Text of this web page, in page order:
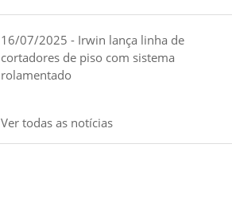
16/07/2025 - Irwin lança linha de
cortadores de piso com sistema
rolamentado
Ver todas as notícias